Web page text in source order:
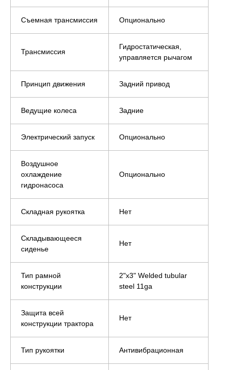
Съемная трансмиссия Опционально
Трансмиссия
Гидростатическая,
управляется рычагом
Принцип движения Задний привод
Ведущие колеса Задние
Электрический запуск Опционально
Воздушное
охлаждение
гидронасоса
Опционально
Складная рукоятка Нет
Складывающееся
сиденье
Нет
Тип рамной
конструкции
2"x3" Welded tubular
steel 11ga
Защита всей
конструкции трактора
Нет
Тип рукоятки Антивибрационная